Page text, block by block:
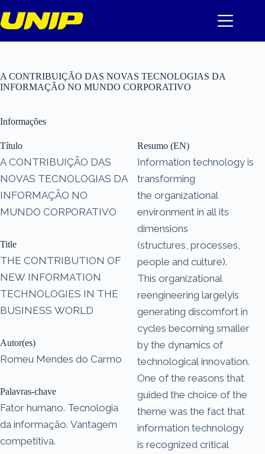
para
o
A CONTRIBUIÇÃO DAS NOVAS TECNOLOGIAS DA
INFORMAÇÃO NO MUNDO CORPORATIVO
Informações
Título
A CONTRIBUIÇÃO DAS
NOVAS TECNOLOGIAS DA
INFORMAÇÃO NO
MUNDO CORPORATIVO
Title
THE CONTRIBUTION OF
NEW INFORMATION
TECHNOLOGIES IN THE
BUSINESS WORLD
Autor(es)
Romeu Mendes do Carmo
Palavras-chave
Fator humano. Tecnologia
da informação. Vantagem
competitiva.
Resumo (EN)
Information technology is
transforming
the organizational
environment in all its
dimensions
(structures, processes,
people and culture).
This organizational
reengineering largelyis
generating discomfort in
cycles becoming smaller
by the dynamics of
technological innovation.
One of the reasons that
guided the choice of the
theme was the fact that
information technology
is recognized critical